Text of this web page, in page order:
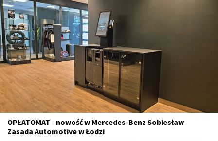
OPŁATOMAT - nowość w Mercedes-Benz Sobiesław
Zasada Automotive w Łodzi